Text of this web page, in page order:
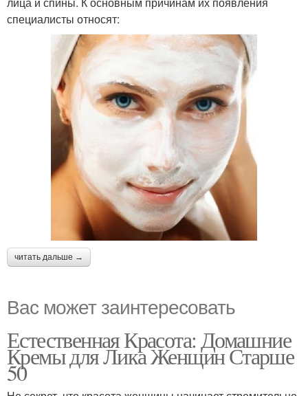
специалисты относят:
читать дальше →
Вас может заинтересовать
Естественная Красота: Домашние
Кремы для Лика Женщин Старше
50